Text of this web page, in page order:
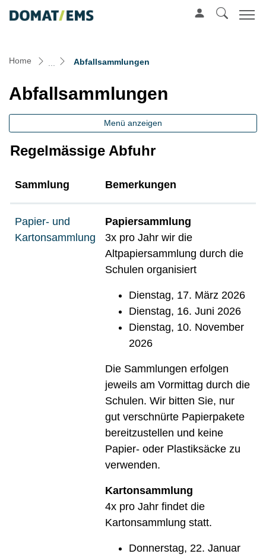
Mustergemeinde
Home Abfallsammlungen
Abfallsammlungen
Menü anzeigen
Regelmässige Abfuhr
Sammlung Bemerkungen
Papier- und
Kartonsammlung
Papiersammlung
3x pro Jahr wir die
Altpapiersammlung durch die
Schulen organisiert
Dienstag, 17. März 2026
Dienstag, 16. Juni 2026
Dienstag, 10. November
2026
Die Sammlungen erfolgen
jeweils am Vormittag durch die
Schulen. Wir bitten Sie, nur
gut verschnürte Papierpakete
bereitzustellen und keine
Papier- oder Plastiksäcke zu
verwenden.
Kartonsammlung
4x pro Jahr findet die
Kartonsammlung statt.
Donnerstag, 22. Januar